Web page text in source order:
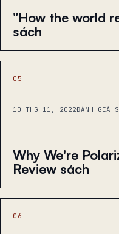
"How the world
sách
05
10 THG 11, 2022ĐÁNH GIÁ
Why We're
Review sách
06